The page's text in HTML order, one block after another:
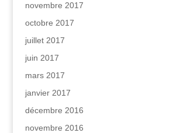
novembre 2017
octobre 2017
juillet 2017
juin 2017
mars 2017
janvier 2017
décembre 2016
novembre 2016